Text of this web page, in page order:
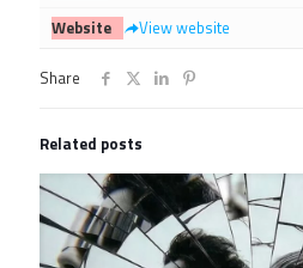
Website
View website
Share
Related posts